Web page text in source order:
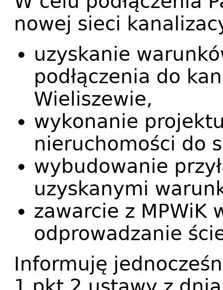
nowej sieci
uzyskanie
podłączenia do
Wieliszewie,
wykonanie
nieruchomości do
wybudowanie
uzyskanymi
zawarcie z MPWiK
odprowadzanie
Informuję